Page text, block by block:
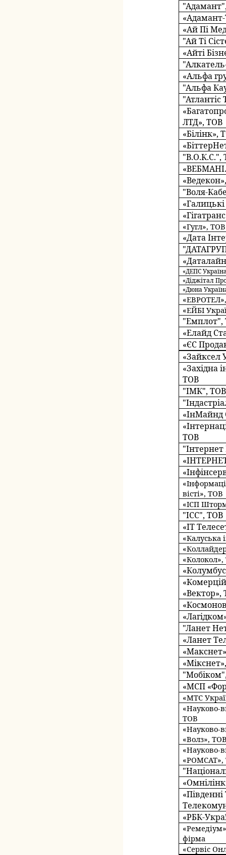
«
«Ай Пі
"Ай Ті
«Айті
«Альфа
"Альфа
ЛТД», ТОВ
«Білінк»,
"В.О.К.С.",
"Воля-
«Гугл», ТОВ
«Дата
«ДЕПС
«Діджітал
«Дюна
«ЕЙБІ
"Емплот",
«Елайд
«ЄС
«Зайксел
«Західна
ТОВ
"ІМК", ТОВ
«ІнМайнд
ТОВ
вісті», ТОВ
«ІСП
"ICC", ТОВ
«ІТ
«Калуська
«Вектор»,
"Ланет
«Ланет
«МСП
«МТС
«Науково-
ТОВ
«Науково-
«Волз»,
«Науково-
«РОМСАТ»,
«РБК-
фірма
«Сервіс